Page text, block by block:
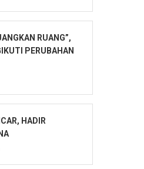
RUANG”,
PERUBAHAN
HADIR